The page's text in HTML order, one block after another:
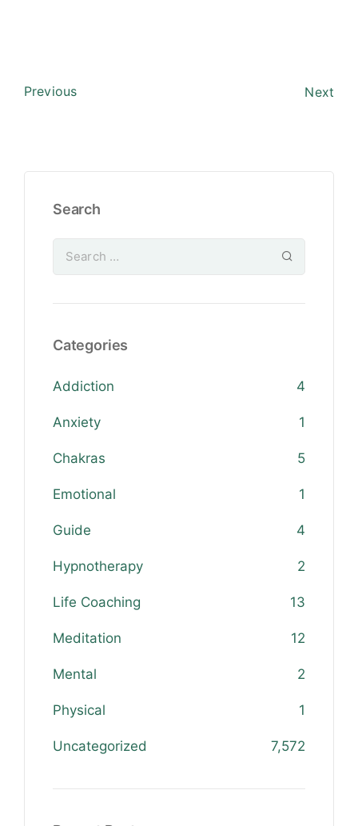
Previous Next
Search
Categories
Addiction 4
Anxiety 1
Chakras 5
Emotional 1
Guide 4
Hypnotherapy 2
Life Coaching 13
Meditation 12
Mental 2
Physical 1
Uncategorized 7,572